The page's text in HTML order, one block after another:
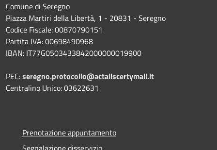
Comune di Seregno
Piazza Martiri della Libertà, 1 - 20831 - Seregno
Codice Fiscale: 00870790151
Partita IVA: 00698490968
IBAN: IT77G0503433842000000019900
PEC:seregno.protocollo@actaliscertymail.it
Centralino Unico: 03622631
Prenotazione appuntamento